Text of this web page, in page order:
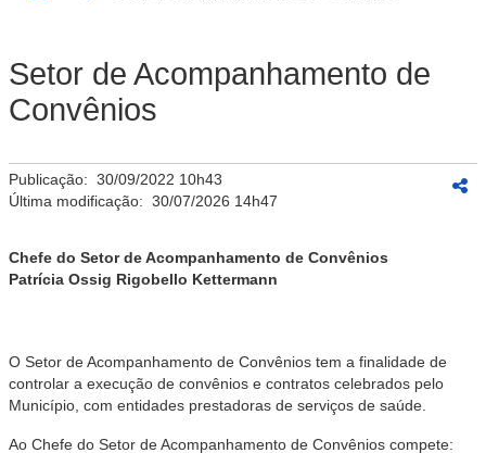
Setor de Acompanhamento de
Convênios
Publicação: 30/09/2022 10h43
Última modificação: 30/07/2026 14h47
Chefe do Setor de Acompanhamento de Convênios
Patrícia Ossig Rigobello Kettermann
O Setor de Acompanhamento de Convênios tem a finalidade de
controlar a execução de convênios e contratos celebrados pelo
Município, com entidades prestadoras de serviços de saúde.
Ao Chefe do Setor de Acompanhamento de Convênios compete: